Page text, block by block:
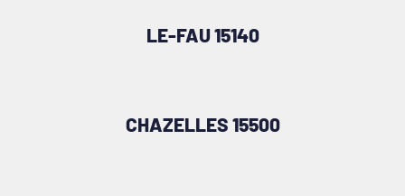
LE-FAU 15140
CHAZELLES 15500